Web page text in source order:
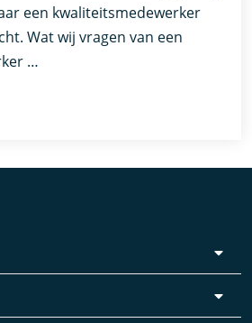
een kwaliteitsmedewerker
Wat wij vragen van een
…